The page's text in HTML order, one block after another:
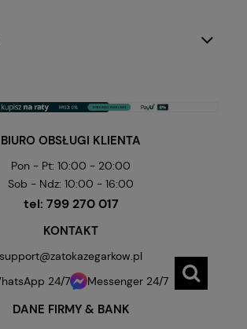
BIURO OBSŁUGI KLIENTA
Pon - Pt: 10:00 - 20:00
Sob - Ndz: 10:00 - 16:00
tel: 799 270 017
KONTAKT
support@zatokazegarkow.pl
24/7
Messenger 24/7
DANE FIRMY & BANK